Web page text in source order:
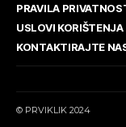
PRAVILA
USLOVI KORIŠTENJA
KONTAKTIRAJTE
© PRVIKLIK 2024